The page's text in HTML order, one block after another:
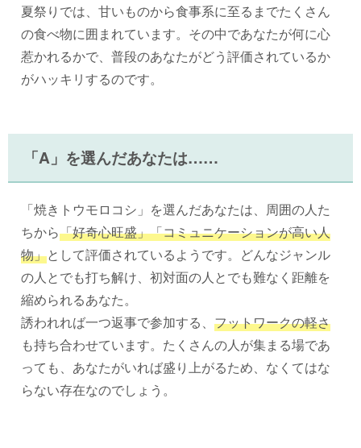
夏祭りでは、甘いものから食事系に至るまでたくさん
の食べ物に囲まれています。その中であなたが何に心
惹かれるかで、普段のあなたがどう評価されているか
がハッキリするのです。
「A」を選んだあなたは……
「焼きトウモロコシ」を選んだあなたは、周囲の人た
ちから「好奇心旺盛」「コミュニケーションが高い人
物」として評価されているようです。どんなジャンル
の人とでも打ち解け、初対面の人とでも難なく距離を
縮められるあなた。
誘われれば一つ返事で参加する、 フットワークの軽さ
も持ち合わせています。たくさんの人が集まる場であ
っても、あなたがいれば盛り上がるため、なくてはな
らない存在なのでしょう。